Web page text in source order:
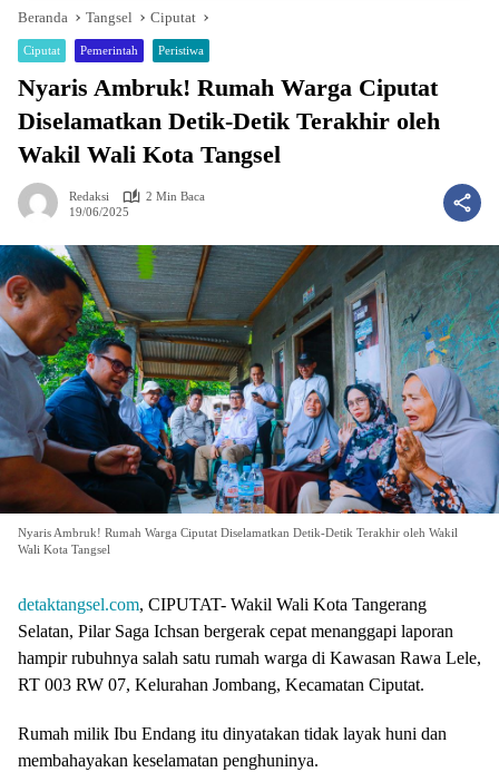
Beranda Tangsel Ciputat
Ciputat Pemerintah Peristiwa
Nyaris Ambruk! Rumah Warga Ciputat
Diselamatkan Detik-Detik Terakhir oleh
Wakil Wali Kota Tangsel
Redaksi
2 Min Baca
19/06/2025
Nyaris Ambruk! Rumah Warga Ciputat Diselamatkan Detik-Detik Terakhir oleh Wakil
Wali Kota Tangsel
detaktangsel.com, CIPUTAT- Wakil Wali Kota Tangerang
Selatan, Pilar Saga Ichsan bergerak cepat menanggapi laporan
hampir rubuhnya salah satu rumah warga di Kawasan Rawa Lele,
RT 003 RW 07, Kelurahan Jombang, Kecamatan Ciputat.
Rumah milik Ibu Endang itu dinyatakan tidak layak huni dan
membahayakan keselamatan penghuninya.